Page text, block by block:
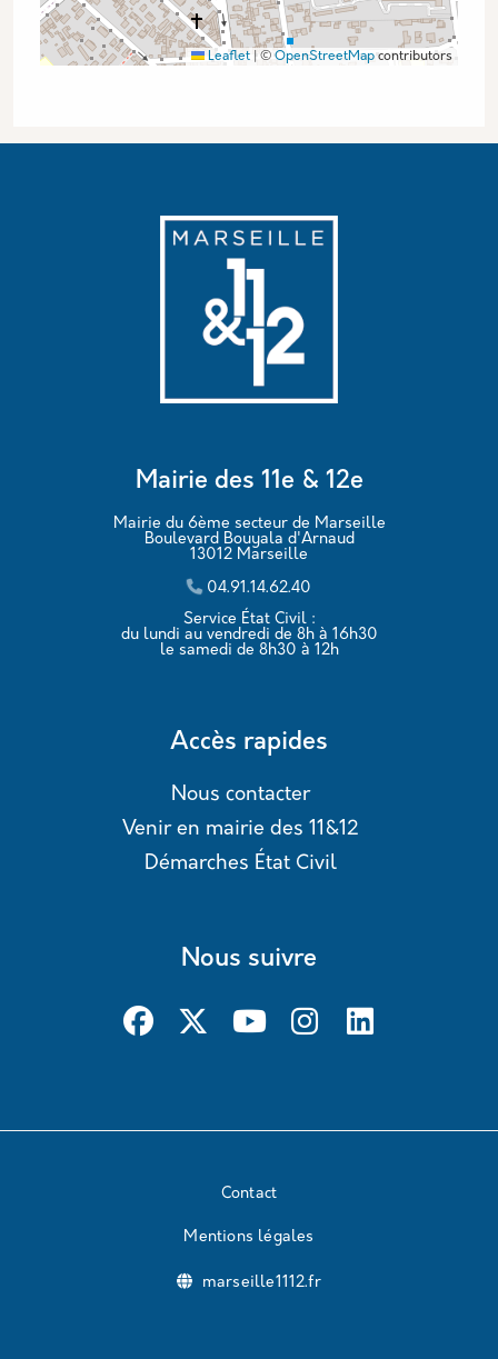
Leaflet © OpenStreetMap contributors
Mairie des 11e & 12e
Mairie du 6ème secteur de Marseille
Boulevard Bouyala d'Arnaud
13012 Marseille
04.91.14.62.40
Service État Civil :
du lundi au vendredi de 8h à 16h30
le samedi de 8h30 à 12h
Accès rapides
Nous contacter
Venir en mairie des 11&12
Démarches État Civil
Nous suivre
Contact
Mentions légales
marseille1112.fr